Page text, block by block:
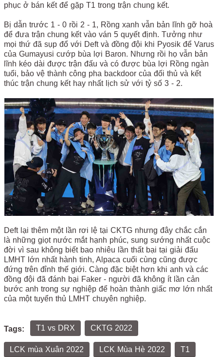
phục ở bán kết để gặp T1 trong trận chung kết.
Bị dẫn trước 1 - 0 rồi 2 - 1, Rồng xanh vẫn bản lĩnh gỡ hoà
để đưa trận chung kết vào ván 5 quyết định. Tưởng như
mọi thứ đã sụp đổ với Deft và đồng đội khi Pyosik để Varus
của Gumayusi cướp bùa lợi Baron. Nhưng rồi họ vẫn bản
lĩnh kéo dài được trận đấu và có được bùa lợi Rồng ngàn
tuổi, bảo vệ thành công pha backdoor của đối thủ và kết
thúc trận chung kết hay nhất lịch sử với tỷ số 3 - 2.
Deft lại thêm một lần rơi lệ tại CKTG nhưng đây chắc cắn
là những giọt nước mắt hạnh phúc, sung sướng nhất cuộc
đời vì sau không biết bao nhiêu lần thất bại tại giải đấu
LMHT lớn nhất hành tinh, Alpaca cuối cùng cũng được
đứng trên đỉnh thế giới. Càng đặc biệt hơn khi anh và các
đồng đội đã đánh bại Faker - người đã không ít lần cản
bước anh trong sự nghiệp để hoàn thành giấc mơ lớn nhất
của một tuyển thủ LMHT chuyên nghiệp.
Tags: T1 vs DRX CKTG 2022
LCK mùa Xuân 2022 LCK Mùa Hè 2022 T1